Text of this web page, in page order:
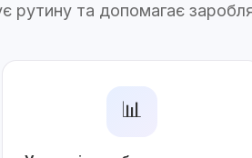
рутину та допомагає
📊